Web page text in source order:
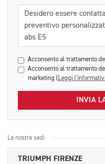
Messaggio
Acconsento al trattamento
Acconsento al trattamento
marketing ( Leggi
INVIA
Le nostre sedi
TRIUMPH FIRENZE